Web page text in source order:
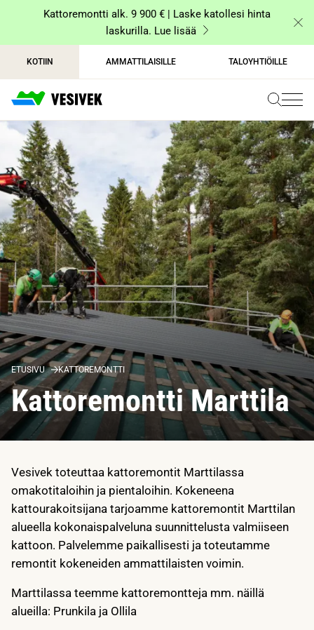
sisältöönKattoremontti alk. 9 900 € | Laske katollesi hinta
laskurilla. Lue lisää
KOTIIN AMMATTILAISILLE TALOYHTIÖILLE
ETUSIVU KATTOREMONTTI
Kattoremontti Marttila
Vesivek toteuttaa kattoremontit Marttilassa
omakotitaloihin ja pientaloihin. Kokeneena
kattourakoitsijana tarjoamme kattoremontit Marttilan
alueella kokonaispalveluna suunnittelusta valmiiseen
kattoon. Palvelemme paikallisesti ja toteutamme
remontit kokeneiden ammattilaisten voimin.
Marttilassa teemme kattoremontteja mm. näillä
alueilla: Prunkila ja Ollila